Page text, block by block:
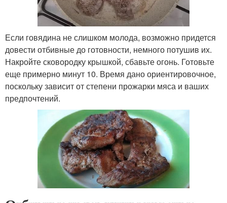
Если говядина не слишком молода, возможно придется
довести отбивные до готовности, немного потушив их.
Накройте сковородку крышкой, сбавьте огонь. Готовьте
еще примерно минут 10. Время дано ориентировочное,
поскольку зависит от степени прожарки мяса и ваших
предпочтений.